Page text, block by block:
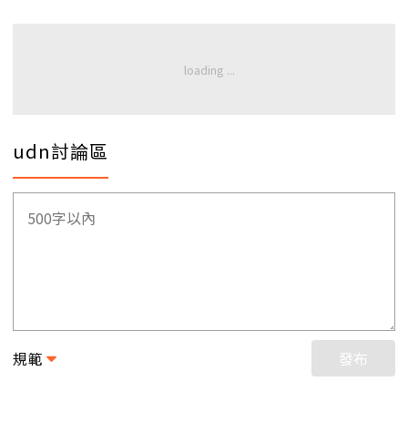
udn討論區
規範 發布